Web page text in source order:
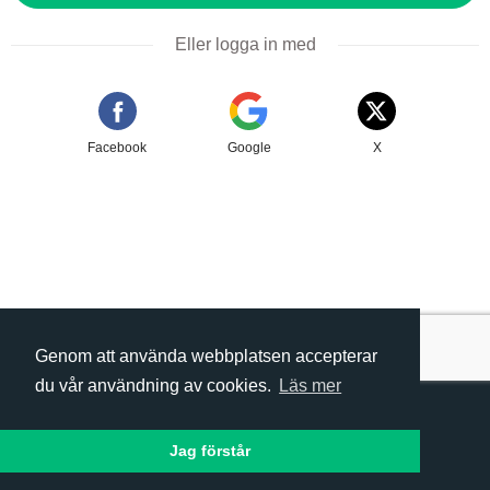
Genom att använda webbplatsen accepterar
du vår användning av cookies.
Läs mer
Jag förstår
Eller logga in med
Facebook Google X
Tixly